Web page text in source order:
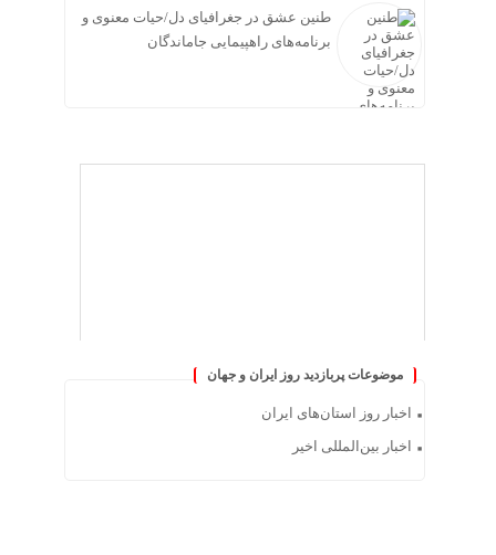
طنین عشق در جغرافیای دل/حیات معنوی و
برنامه‌های راهپیمایی جاماندگان
موضوعات پربازدید روز ایران و جهان
اخبار روز استان‌های ایران
اخبار بین‌المللی اخیر